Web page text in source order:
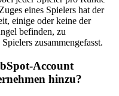
eines Spielers hat der
einige oder keine der
befinden, zu
zusammengefasst.
Account
hinzu?